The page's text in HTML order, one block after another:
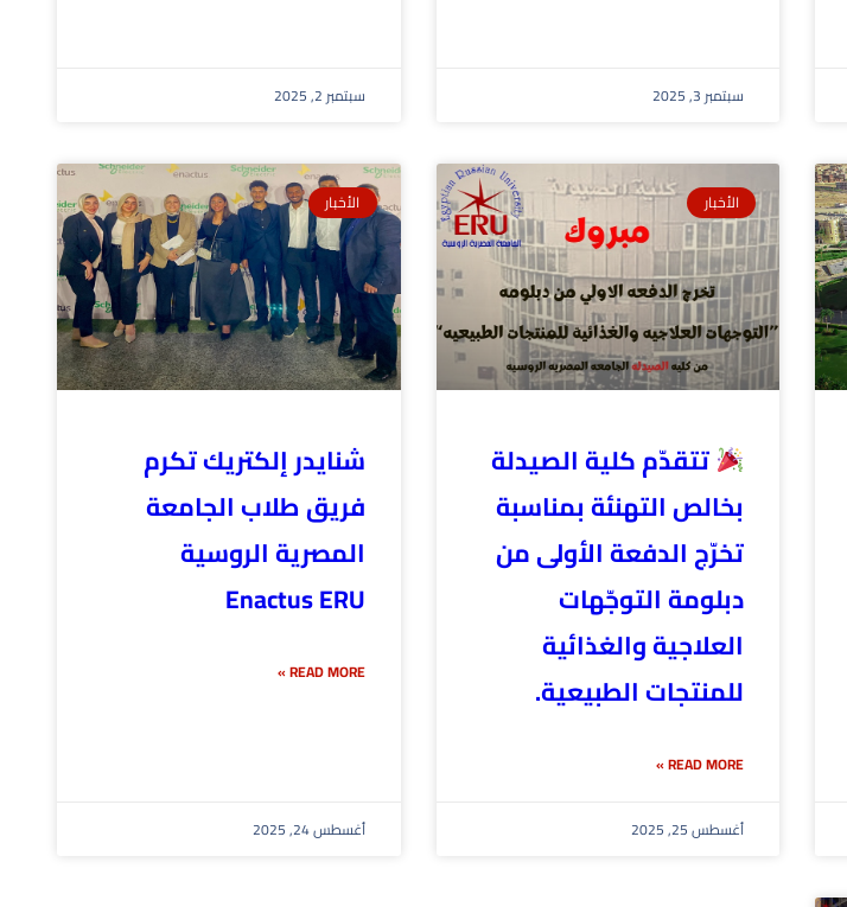
سبتمبر 3, 2025 سبتمبر 2, 2025
الأخبار
تتقدّم كلية الصيدلة
بخالص التهنئة بمناسبة
تخرّج الدفعة الأولى من
دبلومة التوجّهات
العلاجية والغذائية
للمنتجات الطبيعية.
READ MORE »
أغسطس 25, 2025
الأخبار
شنايدر إلكتريك تكرم
فريق طلاب الجامعة
المصرية الروسية
Enactus ERU
READ MORE »
أغسطس 24, 2025